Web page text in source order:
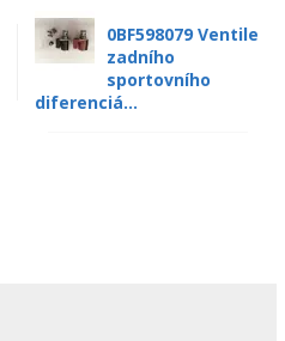
0BF598079 Ventile
zadního
sportovního
diferenciá...